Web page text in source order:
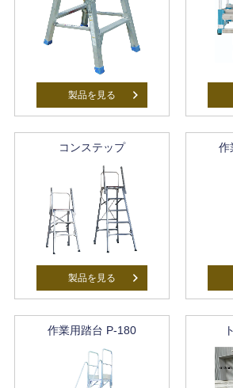
製品を見る
コンステップ
製品を見る
作
作業用踏台 P-180